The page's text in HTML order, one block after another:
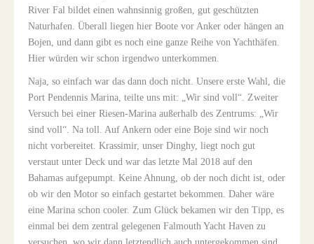
River Fal bildet einen wahnsinnig großen, gut geschützten
Naturhafen. Überall liegen hier Boote vor Anker oder hängen an
Bojen, und dann gibt es noch eine ganze Reihe von Yachthäfen.
Hier würden wir schon irgendwo unterkommen.
Naja, so einfach war das dann doch nicht. Unsere erste Wahl, die
Port Pendennis Marina, teilte uns mit: „Wir sind voll“. Zweiter
Versuch bei einer Riesen-Marina außerhalb des Zentrums: „Wir
sind voll“. Na toll. Auf Ankern oder eine Boje sind wir noch
nicht vorbereitet. Krassimir, unser Dinghy, liegt noch gut
verstaut unter Deck und war das letzte Mal 2018 auf den
Bahamas aufgepumpt. Keine Ahnung, ob der noch dicht ist, oder
ob wir den Motor so einfach gestartet bekommen. Daher wäre
eine Marina schon cooler. Zum Glück bekamen wir den Tipp, es
einmal bei dem zentral gelegenen Falmouth Yacht Haven zu